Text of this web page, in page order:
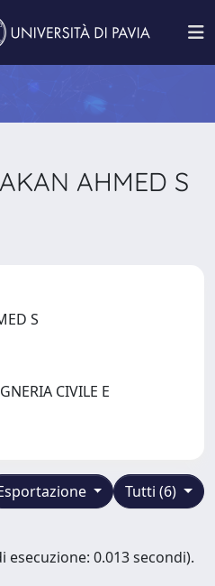
AHMED S
S
CIVILE E
Tutti (6)
esecuzione: 0.013 secondi).